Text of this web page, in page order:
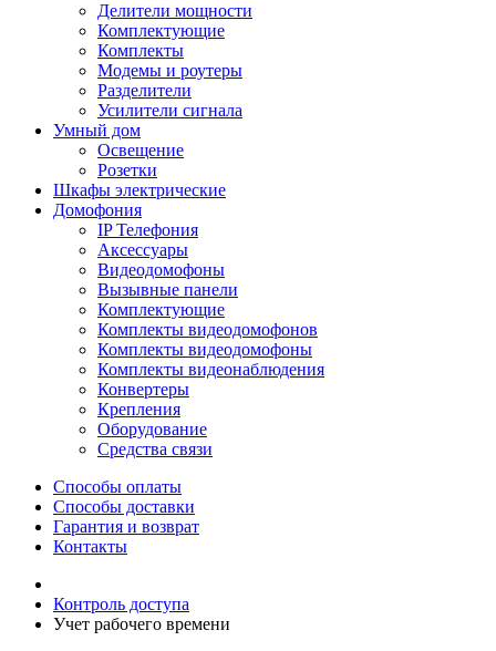
Делители мощности
Комплектующие
Комплекты
Модемы и роутеры
Разделители
Усилители сигнала
Умный дом
Освещение
Розетки
Шкафы электрические
Домофония
IP Телефония
Аксессуары
Видеодомофоны
Вызывные панели
Комплектующие
Комплекты видеодомофонов
Комплекты видеодомофоны
Комплекты видеонаблюдения
Конвертеры
Крепления
Оборудование
Средства связи
Способы оплаты
Способы доставки
Гарантия и возврат
Контакты
Контроль доступа
Учет рабочего времени